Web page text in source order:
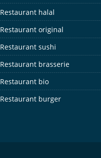
Restaurant halal
Restaurant original
Restaurant sushi
Restaurant brasserie
Restaurant bio
Restaurant burger